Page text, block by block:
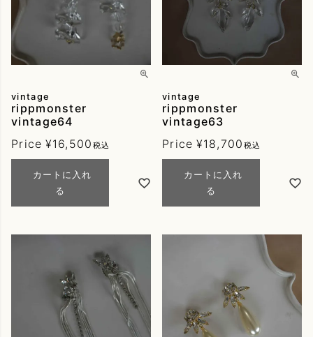
vintage
rippmonster
vintage64
Price ¥16,500 税込
カートに入れ
る
vintage
rippmonster
vintage63
Price ¥18,700 税込
カートに入れ
る